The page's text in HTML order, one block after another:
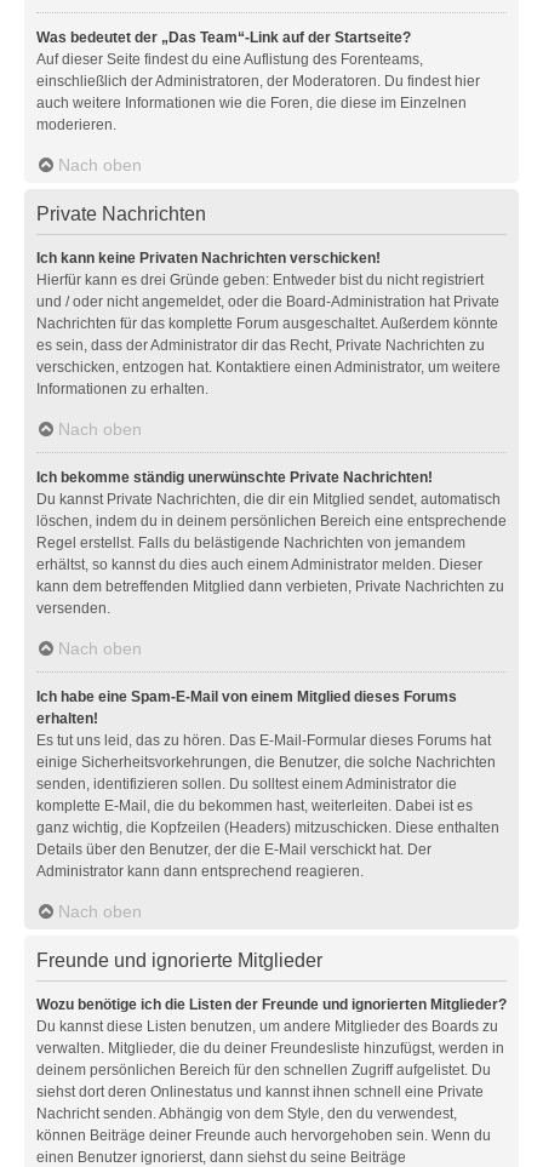
Was bedeutet der „Das Team“-Link auf der Startseite?
Auf dieser Seite findest du eine Auflistung des Forenteams,
einschließlich der Administratoren, der Moderatoren. Du findest hier
auch weitere Informationen wie die Foren, die diese im Einzelnen
moderieren.
Nach oben
Private Nachrichten
Ich kann keine Privaten Nachrichten verschicken!
Hierfür kann es drei Gründe geben: Entweder bist du nicht registriert
und / oder nicht angemeldet, oder die Board-Administration hat Private
Nachrichten für das komplette Forum ausgeschaltet. Außerdem könnte
es sein, dass der Administrator dir das Recht, Private Nachrichten zu
verschicken, entzogen hat. Kontaktiere einen Administrator, um weitere
Informationen zu erhalten.
Nach oben
Ich bekomme ständig unerwünschte Private Nachrichten!
Du kannst Private Nachrichten, die dir ein Mitglied sendet, automatisch
löschen, indem du in deinem persönlichen Bereich eine entsprechende
Regel erstellst. Falls du belästigende Nachrichten von jemandem
erhältst, so kannst du dies auch einem Administrator melden. Dieser
kann dem betreffenden Mitglied dann verbieten, Private Nachrichten zu
versenden.
Nach oben
Ich habe eine Spam-E-Mail von einem Mitglied dieses Forums
erhalten!
Es tut uns leid, das zu hören. Das E-Mail-Formular dieses Forums hat
einige Sicherheitsvorkehrungen, die Benutzer, die solche Nachrichten
senden, identifizieren sollen. Du solltest einem Administrator die
komplette E-Mail, die du bekommen hast, weiterleiten. Dabei ist es
ganz wichtig, die Kopfzeilen (Headers) mitzuschicken. Diese enthalten
Details über den Benutzer, der die E-Mail verschickt hat. Der
Administrator kann dann entsprechend reagieren.
Nach oben
Freunde und ignorierte Mitglieder
Wozu benötige ich die Listen der Freunde und ignorierten Mitglieder?
Du kannst diese Listen benutzen, um andere Mitglieder des Boards zu
verwalten. Mitglieder, die du deiner Freundesliste hinzufügst, werden in
deinem persönlichen Bereich für den schnellen Zugriff aufgelistet. Du
siehst dort deren Onlinestatus und kannst ihnen schnell eine Private
Nachricht senden. Abhängig von dem Style, den du verwendest,
können Beiträge deiner Freunde auch hervorgehoben sein. Wenn du
einen Benutzer ignorierst, dann siehst du seine Beiträge